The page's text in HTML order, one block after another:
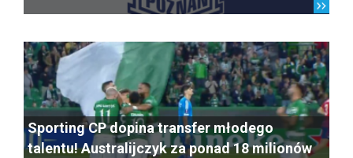
Sporting CP dopina transfer młodego
talentu! Australijczyk za ponad 18 milionów